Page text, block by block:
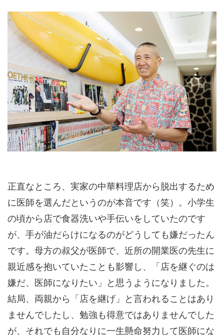
正直なところ、実家の中華料理店から脱出するため
に医師を選んだというのが本音です（笑）。小学生
の頃から店で食器洗いや手伝いをしていたのです
が、手が油だらけになるのがどうしても嫌だったん
です。母方の叔父が医師で、近所の開業医の先生に
親近感を抱いていたことも影響し、「店を継ぐのは
嫌だ、医師になりたい」と思うようになりました。
結局、両親から「店を継げ」と言われることはあり
ませんでしたし、勉強も得意ではありませんでした
が、それでも自分なりに一生懸命努力して医師にな